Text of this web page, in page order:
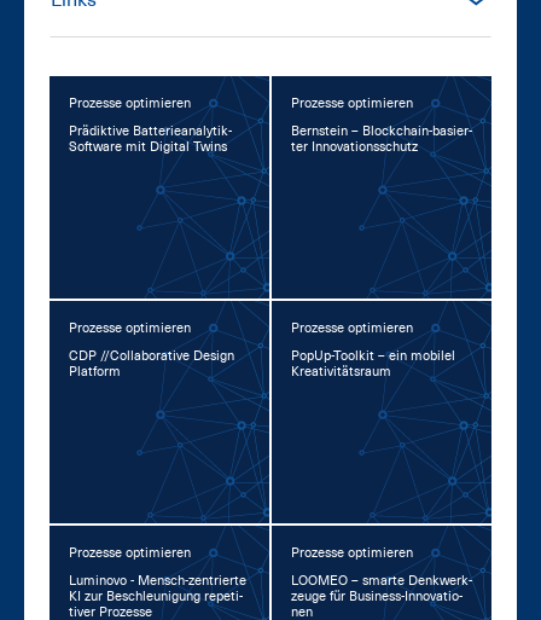
Prozesse optimieren
Prä­dik­ti­ve Bat­te­rie­ana­ly­tik-
Soft­ware mit Di­gi­tal Twins
Prozesse optimieren
Bern­stein – Block­chain-ba­sier­
ter In­no­va­ti­ons­schutz
Prozesse optimieren
CDP //Col­la­bo­ra­ti­ve De­sign
Plat­form
Prozesse optimieren
Po­pUp-Tool­kit – ein mo­bi­l­el
Krea­ti­vi­täts­raum
Prozesse optimieren
Lu­mi­no­vo - Mensch-zen­trier­te
KI zur Be­schleu­ni­gung re­pe­ti­
ti­ver Pro­zes­se
Prozesse optimieren
LOO­MEO – smar­te Denk­werk­
zeu­ge für Busi­ness-In­no­va­tio­
nen